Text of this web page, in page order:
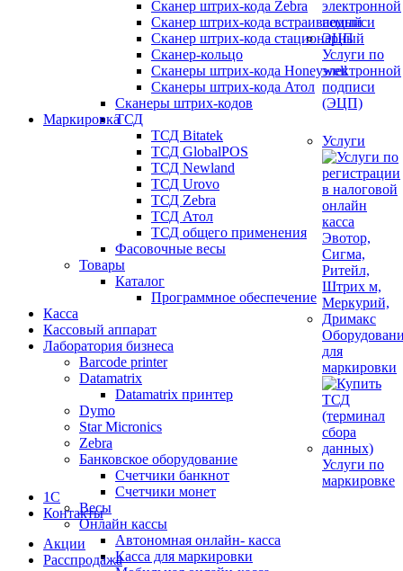
Сканер штрих-кода Zebra
Сканер штрих-кода встраиваемый
Сканер штрих-кода стационарный
Сканер-кольцо
Сканеры штрих-кода Honeywell
Сканеры штрих-кода Атол
Сканеры штрих-кодов
ТСД
ТСД Bitatek
ТСД GlobalPOS
ТСД Newland
ТСД Urovo
ТСД Zebra
ТСД Атол
ТСД общего применения
Фасовочные весы
Товары
Каталог
Программное обеспечение
Касса
Кассовый аппарат
Лаборатория бизнеса
Barcode printer
Datamatrix
Datamatrix принтер
Dymo
Star Micronics
Zebra
Банковское оборудование
Счетчики банкнот
Счетчики монет
Весы
Онлайн кассы
Автономная онлайн- касса
Касса для маркировки
Услуги по
электронной
подписи
(ЭЦП)
Маркировка
Услуги
для
маркировки
Услуги по
маркировке
1С
Контакты
Акции
Расспродажа